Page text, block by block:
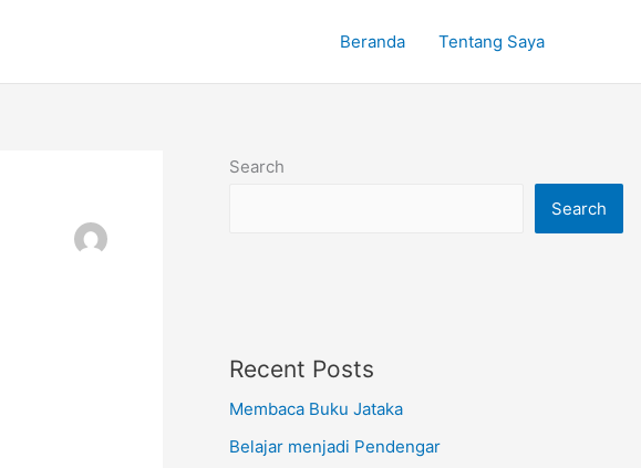
Beranda Tentang Saya
Search
Search
Recent Posts
Membaca Buku Jataka
Belajar menjadi Pendengar